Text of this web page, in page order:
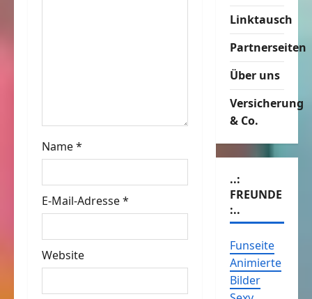
i
o
n
Name*
E-Mail-Adresse*
Website
Linktausch
Partnerseiten
Über uns
Versicherung
& Co.
..:
FREUNDE
:..
Funseite
Animierte
Bilder